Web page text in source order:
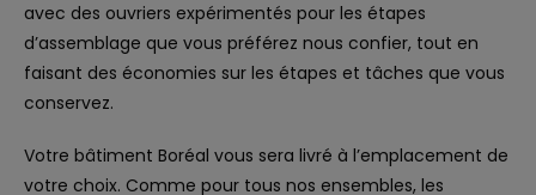
avec des ouvriers expérimentés pour les étapes
d’assemblage que vous préférez nous confier, tout en
faisant des économies sur les étapes et tâches que vous
conservez.
Votre bâtiment Boréal vous sera livré à l’emplacement de
votre choix. Comme pour tous nos ensembles, les